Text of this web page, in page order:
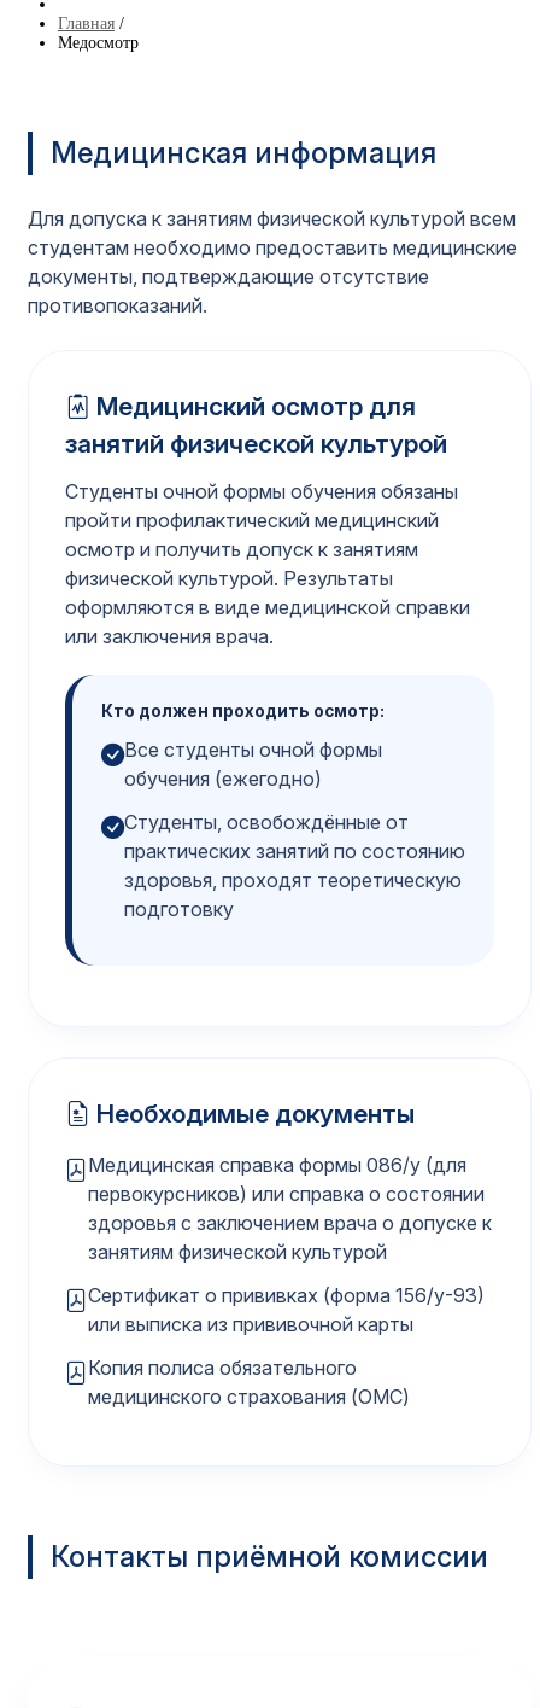
Главная /
Медосмотр
Медицинская информация
Для допуска к занятиям физической культурой всем
студентам необходимо предоставить медицинские
документы, подтверждающие отсутствие
противопоказаний.
Медицинский осмотр для
занятий физической культурой
Студенты очной формы обучения обязаны
пройти профилактический медицинский
осмотр и получить допуск к занятиям
физической культурой. Результаты
оформляются в виде медицинской справки
или заключения врача.
Кто должен проходить осмотр:
Все студенты очной формы
обучения (ежегодно)
Студенты, освобождённые от
практических занятий по состоянию
здоровья, проходят теоретическую
подготовку
Необходимые документы
Медицинская справка формы 086/у (для
первокурсников) или справка о состоянии
здоровья с заключением врача о допуске к
занятиям физической культурой
Сертификат о прививках (форма 156/у-93)
или выписка из прививочной карты
Копия полиса обязательного
медицинского страхования (ОМС)
Контакты приёмной комиссии